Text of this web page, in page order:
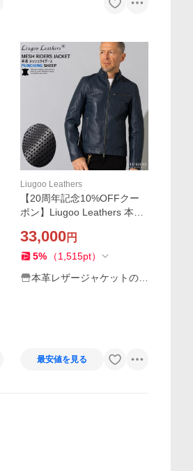
Liugoo Leathers
【20周年記念10%OFFクー
ポン】Liugoo Leathers 本革
イダースジャケット メンズ
リューグーレザーズ SRS15A
33,000円
5% （1,515pt）
本革レザージャケットのリ
最安値を見る